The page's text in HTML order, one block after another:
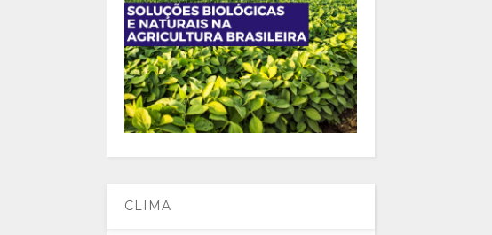
CLIMA